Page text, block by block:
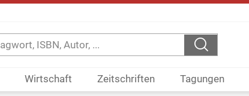
Wirtschaft Zeitschriften Tagungen